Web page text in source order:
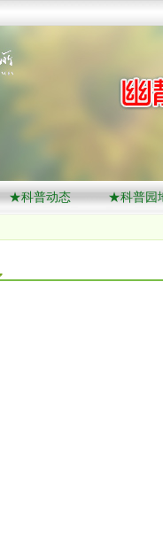
★科普动态 ★科普园